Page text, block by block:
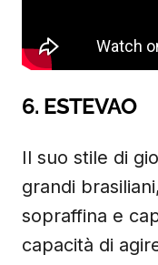
6. ESTEVAO
Il suo stile di
grandi
sopraffina e
capacità di